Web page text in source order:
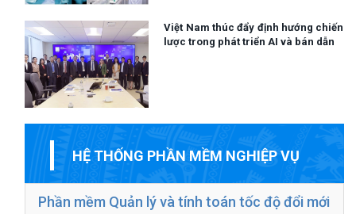
Việt Nam thúc đẩy định hướng chiến
lược trong phát triển AI và bán dẫn
HỆ THỐNG PHẦN MỀM NGHIỆP VỤ
Phần mềm Quản lý và tính toán tốc độ đổi mới